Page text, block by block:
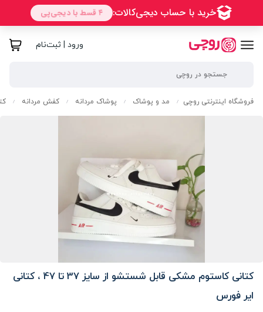
ورود | ثبت‌نام
فروشگاه اینترنتی روچی / مد و پوشاک / پوشاک مردانه / کفش مردانه /
کتانی کاستوم مشکی قابل شستشو از سایز 37 تا 47 ، کتانی
ایر فورس